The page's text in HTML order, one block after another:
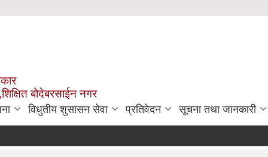
बोदेबरसाईन नगर
विधुतीय शुसासन सेवा प्रतिवेदन सूचना तथा जानकारी